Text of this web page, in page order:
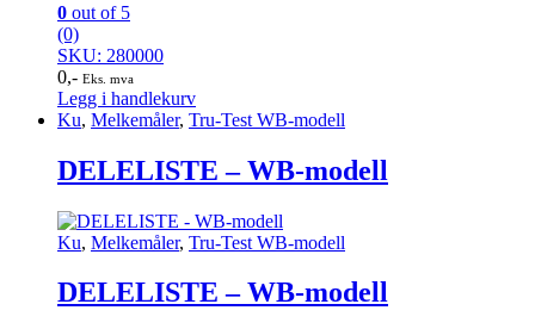
0 out of 5
(0)
SKU: 280000
0,- Eks. mva
Legg i handlekurv
Ku, Melkemåler, Tru-Test WB-modell
DELELISTE – WB-modell
Ku, Melkemåler, Tru-Test WB-modell
DELELISTE – WB-modell